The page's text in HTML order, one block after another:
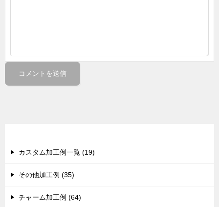
カスタム加工例一覧 (19)
その他加工例 (35)
チャーム加工例 (64)